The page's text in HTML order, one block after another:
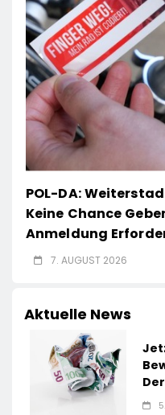
POL-DA:
Keine Chance
Anmeldung
7. AUGUST 2026
Aktuelle News